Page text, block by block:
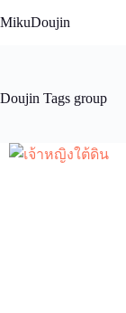
to
MikuDoujin
Doujin Tags group